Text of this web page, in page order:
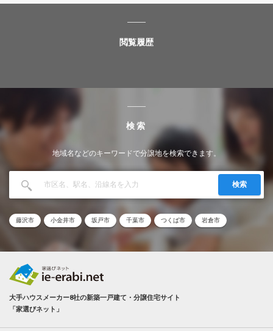
閲覧履歴
検索
地域名などのキーワードで分譲地を検索できます。
検索
藤沢市 小金井市 坂戸市 千葉市 つくば市 岩倉市
大手ハウスメーカー8社の新築一戸建て・分譲住宅サイト
「家選びネット」